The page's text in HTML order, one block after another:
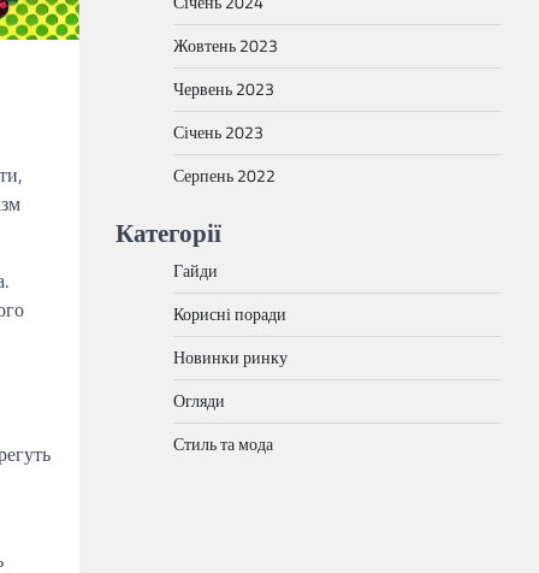
Жовтень 2023
Червень 2023
Січень 2023
Серпень 2022
Категорії
Гайди
Корисні поради
Новинки ринку
Огляди
Стиль та мода